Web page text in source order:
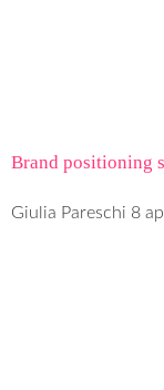
Brand positioning
Giulia Pareschi 8